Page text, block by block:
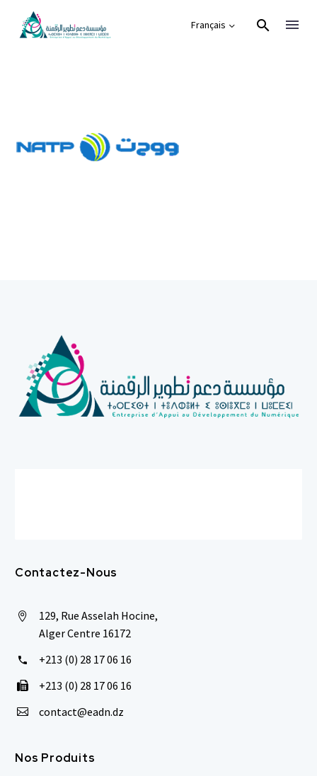
Français
Contactez-Nous


129, Rue Asselah Hocine,
Alger Centre 16172

 +213 (0) 28 17 06 16

 +213 (0) 28 17 06 16

 contact@eadn.dz
Nos Produits